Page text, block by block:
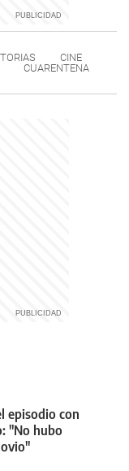
CINE
CUARENTENA
episodio con
"No hubo